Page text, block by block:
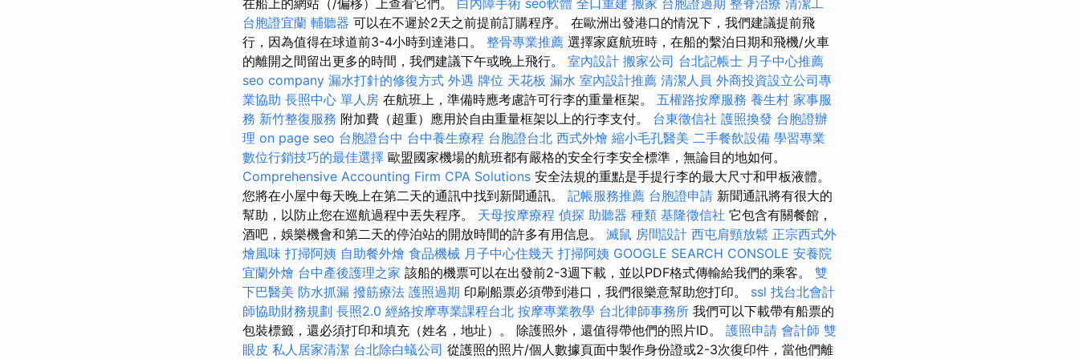
台胞證宜蘭 輔聽器 可以在不遲於2天之前提前訂購程序。 在歐洲出發港口的情況下，我們建議提前飛
行，因為值得在球道前3-4小時到達港口。 整骨專業推薦 選擇家庭航班時，在船的繫泊日期和飛機/火車
的離開之間留出更多的時間，我們建議下午或晚上飛行。 室內設計 搬家公司 台北記帳士 月子中心推薦
seo company 漏水打針的修復方式 外遇 牌位 天花板 漏水 室內設計推薦 清潔人員 外商投資設立公司專
業協助 長照中心 單人房 在航班上，準備時應考慮許可行李的重量框架。 五權路按摩服務 養生村 家事服
務 新竹整復服務 附加費（超重）應用於自由重量框架以上的行李支付。 台東徵信社 護照換發 台胞證辦
理 on page seo 台胞證台中 台中養生療程 台胞證台北 西式外燴 縮小毛孔醫美 二手餐飲設備 學習專業
數位行銷技巧的最佳選擇 歐盟國家機場的航班都有嚴格的安全行李安全標準，無論目的地如何。
Comprehensive Accounting Firm CPA Solutions 安全法規的重點是手提行李的最大尺寸和甲板液體。
您將在小屋中每天晚上在第二天的通訊中找到新聞通訊。 記帳服務推薦 台胞證申請 新聞通訊將有很大的
幫助，以防止您在巡航過程中丟失程序。 天母按摩療程 偵探 助聽器 種類 基隆徵信社 它包含有關餐館，
酒吧，娛樂機會和第二天的停泊站的開放時間的許多有用信息。 滅鼠 房間設計 西屯肩頸放鬆 正宗西式外
燴風味 打掃阿姨 自助餐外燴 食品機械 月子中心住幾天 打掃阿姨 GOOGLE SEARCH CONSOLE 安養院
宜蘭外燴 台中產後護理之家 該船的機票可以在出發前2-3週下載，並以PDF格式傳輸給我們的乘客。 雙
下巴醫美 防水抓漏 撥筋療法 護照過期 印刷船票必須帶到港口，我們很樂意幫助您打印。 ssl 找台北會計
師協助財務規劃 長照2.0 經絡按摩專業課程台北 按摩專業教學 台北律師事務所 我們可以下載帶有船票的
包裝標籤，還必須打印和填充（姓名，地址）。 除護照外，還值得帶他們的照片ID。 護照申請 會計師 雙
眼皮 私人居家清潔 台北除白蟻公司 從護照的照片/個人數據頁面中製作身份證或2-3次復印件，當他們離